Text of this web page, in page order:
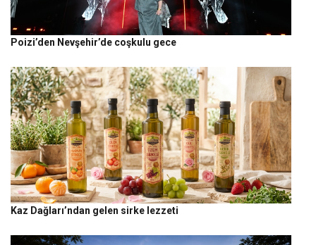
Poizi’den Nevşehir’de coşkulu gece
Kaz Dağları’ndan gelen sirke lezzeti